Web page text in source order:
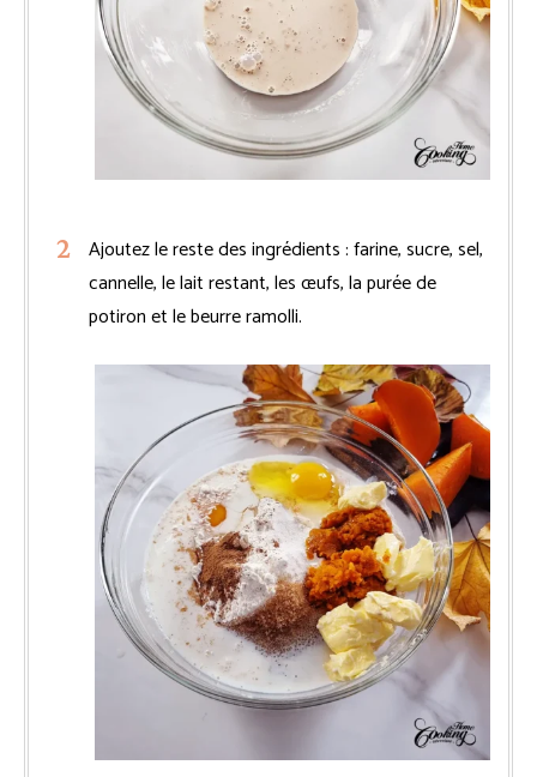
Ajoutez le reste des ingrédients : farine, sucre, sel,
cannelle, le lait restant, les œufs, la purée de
potiron et le beurre ramolli.